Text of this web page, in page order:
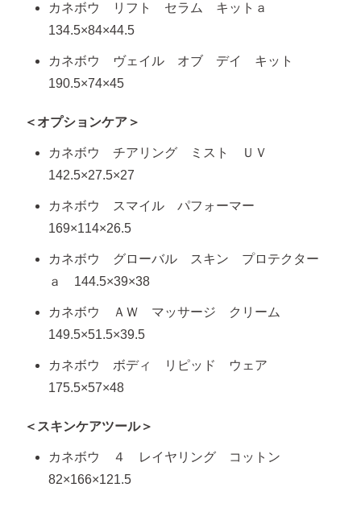
カネボウ リフト セラム キットａ
134.5×84×44.5
カネボウ ヴェイル オブ デイ キット
190.5×74×45
＜オプションケア＞
カネボウ チアリング ミスト ＵＶ
142.5×27.5×27
カネボウ スマイル パフォーマー
169×114×26.5
カネボウ グローバル スキン プロテクター
ａ 144.5×39×38
カネボウ ＡＷ マッサージ クリーム
149.5×51.5×39.5
カネボウ ボディ リピッド ウェア
175.5×57×48
＜スキンケアツール＞
カネボウ ４ レイヤリング コットン
82×166×121.5